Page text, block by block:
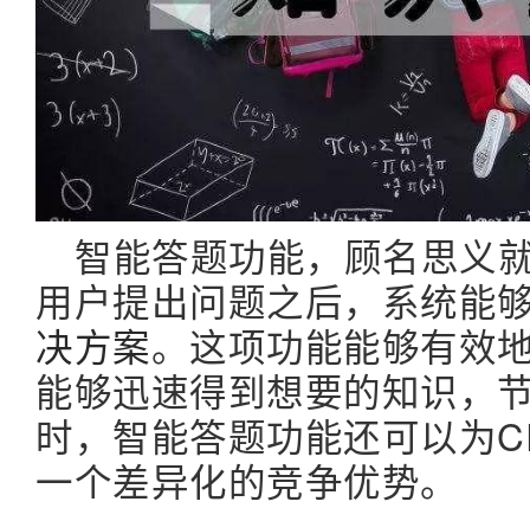
智能答题功能，顾名思义
用户提出问题之后，系统能
决方案。这项功能能够有效
能够迅速得到想要的知识，
时，智能答题功能还可以为
一个差异化的竞争优势。